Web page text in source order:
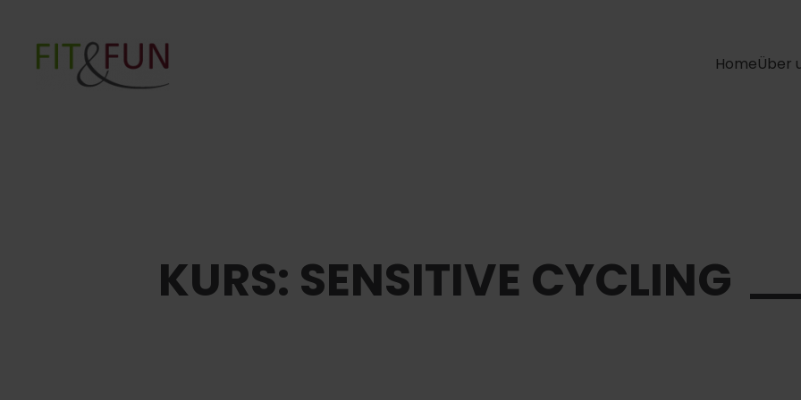
Skip to main content HomeÜber
KURS: SENSITIVE CYCLING